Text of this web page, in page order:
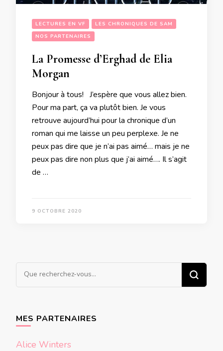
LECTURES EN VF
LES CHRONIQUES DE SAM
NOS PARTENAIRES
La Promesse d’Erghad de Elia
Morgan
Bonjour à tous! J’espère que vous allez bien.
Pour ma part, ça va plutôt bien. Je vous
retrouve aujourd’hui pour la chronique d’un
roman qui me laisse un peu perplexe. Je ne
peux pas dire que je n’ai pas aimé… mais je ne
peux pas dire non plus que j’ai aimé…. Il s’agit
de …
9 OCTOBRE 2020
Vous
MES PARTENAIRES
Alice Winters